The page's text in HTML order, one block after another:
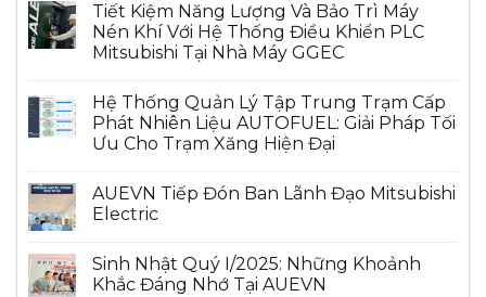
Tiết Kiệm Năng Lượng Và Bảo Trì Máy
Nén Khí Với Hệ Thống Điều Khiển PLC
Mitsubishi Tại Nhà Máy GGEC
Hệ Thống Quản Lý Tập Trung Trạm Cấp
Phát Nhiên Liệu AUTOFUEL: Giải Pháp Tối
Ưu Cho Trạm Xăng Hiện Đại
AUEVN Tiếp Đón Ban Lãnh Đạo Mitsubishi
Electric
Sinh Nhật Quý I/2025: Những Khoảnh
Khắc Đáng Nhớ Tại AUEVN